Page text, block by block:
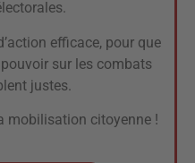
efficace, pour que
sur les combats
justes.
mobilisation citoyenne !